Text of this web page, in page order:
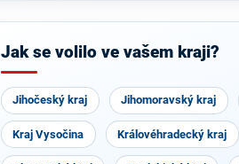
Jak se volilo ve vašem kraji?
Jihočeský kraj Jihomoravský kraj
Kraj Vysočina Královéhradecký kraj